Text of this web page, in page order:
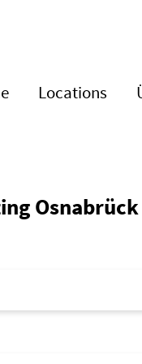
Locations
Osnabrück